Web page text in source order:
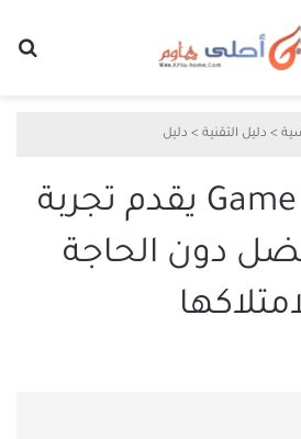
> دليل التقنية > دليل
لماذا Game Pass يقدم تجربة
دون الحاجة